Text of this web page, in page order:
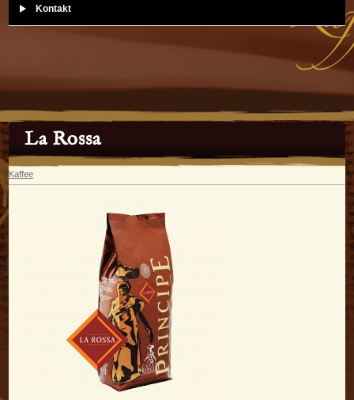
Kontakt
La Rossa
Kaffee